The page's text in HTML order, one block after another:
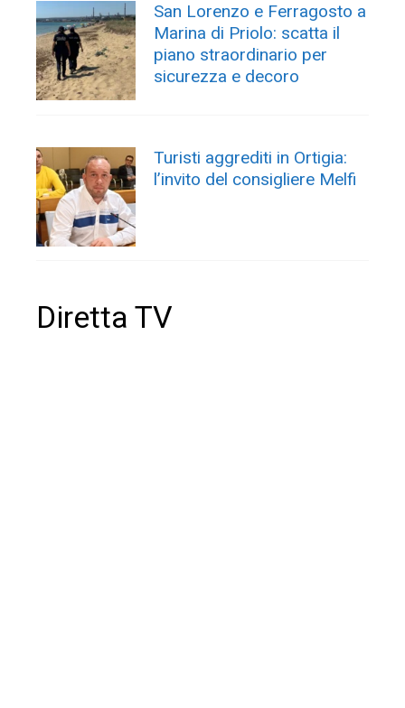
San Lorenzo e Ferragosto a
Marina di Priolo: scatta il
piano straordinario per
sicurezza e decoro
Turisti aggrediti in Ortigia:
l’invito del consigliere Melfi
Diretta TV